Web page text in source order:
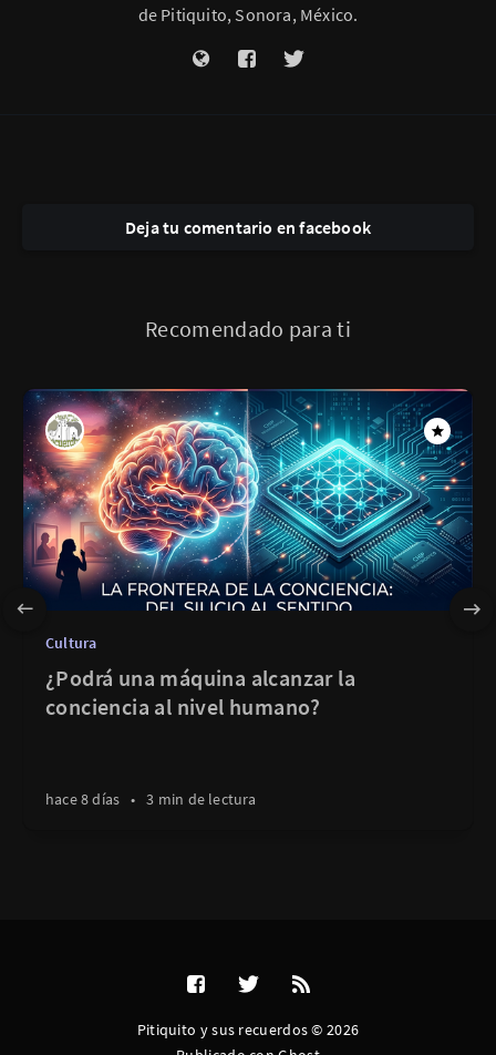
de Pitiquito, Sonora, México.
Deja tu comentario en facebook
Recomendado para ti
Cultura
¿Podrá una máquina alcanzar la
conciencia al nivel humano?
hace 8 días • 3 min de lectura
Pitiquito y sus recuerdos © 2026